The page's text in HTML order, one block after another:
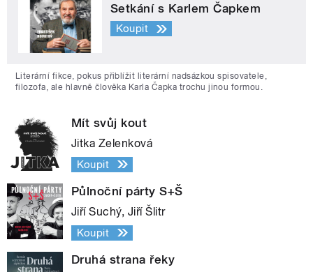
Setkání s Karlem Čapkem
Koupit
Literární fikce, pokus přiblížit literární nadsázkou spisovatele,
filozofa, ale hlavně člověka Karla Čapka trochu jinou formou.
Mít svůj kout
Jitka Zelenková
Koupit
Půlnoční párty S+Š
Jiří Suchý, Jiří Šlitr
Koupit
Druhá strana řeky